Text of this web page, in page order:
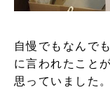
自慢でもなんで
に言われたこと
思っていました。